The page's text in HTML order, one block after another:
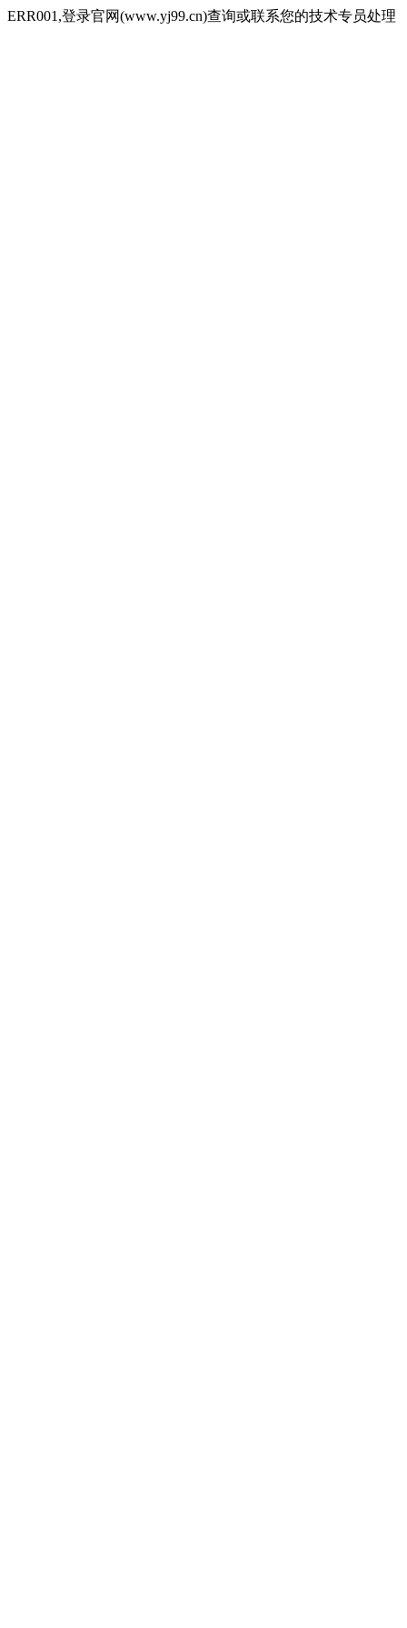
ERR001,登录官网(www.yj99.cn)查询或联系您的技术专员处理